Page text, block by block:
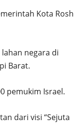
Kota Rosh
negara di
Barat.
pemukim Israel.
dari visi “Sejuta